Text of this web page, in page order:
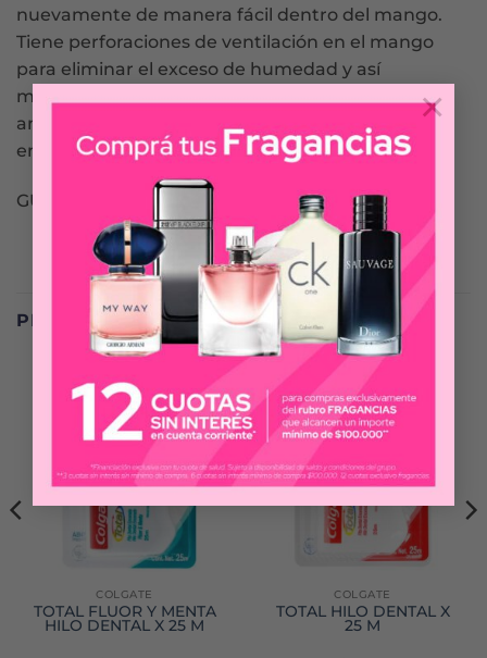
×
nuevamente de manera fácil dentro del mango.
Tiene perforaciones de ventilación en el mango
para eliminar el exceso de humedad y así
mantenerlo limpio. Tiene además agentes
antibacteriales que mantienen el cepillo limpio
entre usos.
GUM
PRODUCTOS RELACIONADOS
COLGATE
TOTAL FLUOR Y MENTA
HILO DENTAL X 25 M
COLGATE
TOTAL HILO DENTAL X
25 M